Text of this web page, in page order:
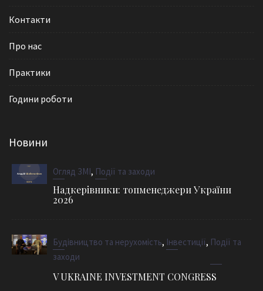
Контакти
Про нас
Практики
Години роботи
Новини
Огляд ЗМІ, Події та заходи
Надкерівники: топменеджери України
2026
Будівництво та нерухомість, Інвестиції, Події та
заходи
V UKRAINE INVESTMENT CONGRESS